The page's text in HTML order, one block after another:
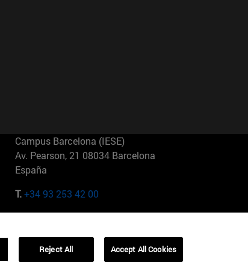
Campus Barcelona (IESE)
Av. Pearson, 21 08034 Barcelona
España
T.+34 93 253 42 00
01321001 Bela Vista Brasil
Reject All Accept All Cookies